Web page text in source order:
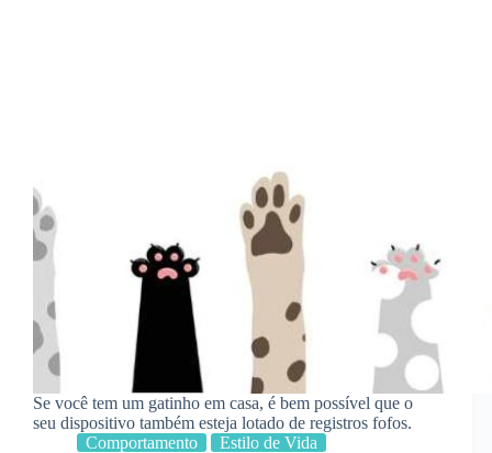
Se você tem um gatinho em casa, é bem possível que o
seu dispositivo também esteja lotado de registros fofos.
Comportamento
Estilo de Vida